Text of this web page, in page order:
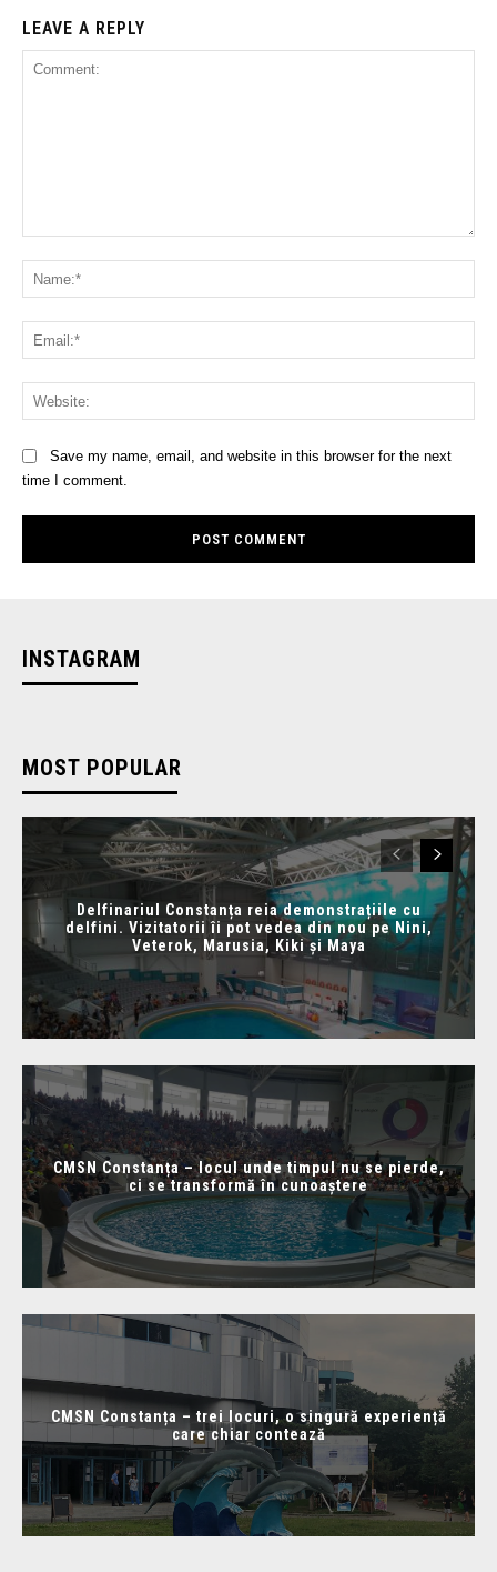
LEAVE A REPLY
Save my name, email, and website in this browser for the next
time I comment.
INSTAGRAM
MOST POPULAR
Delfinariul Constanța reia demonstrațiile cu
delfini. Vizitatorii îi pot vedea din nou pe Nini,
Veterok, Marusia, Kiki și Maya
CMSN Constanța – locul unde timpul nu se pierde,
ci se transformă în cunoaștere
CMSN Constanța – trei locuri, o singură experiență
care chiar contează